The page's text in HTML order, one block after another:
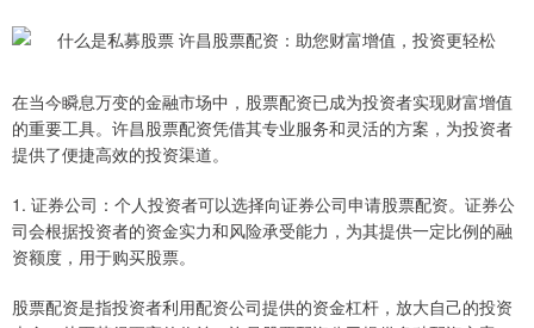
在当今瞬息万变的金融市场中，股票配资已成为投资者实现财富增值
的重要工具。许昌股票配资凭借其专业服务和灵活的方案，为投资者
提供了便捷高效的投资渠道。
1. 证券公司：个人投资者可以选择向证券公司申请股票配资。证券公
司会根据投资者的资金实力和风险承受能力，为其提供一定比例的融
资额度，用于购买股票。
股票配资是指投资者利用配资公司提供的资金杠杆，放大自己的投资